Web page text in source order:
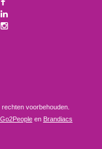
voorbehouden.
en Brandiacs